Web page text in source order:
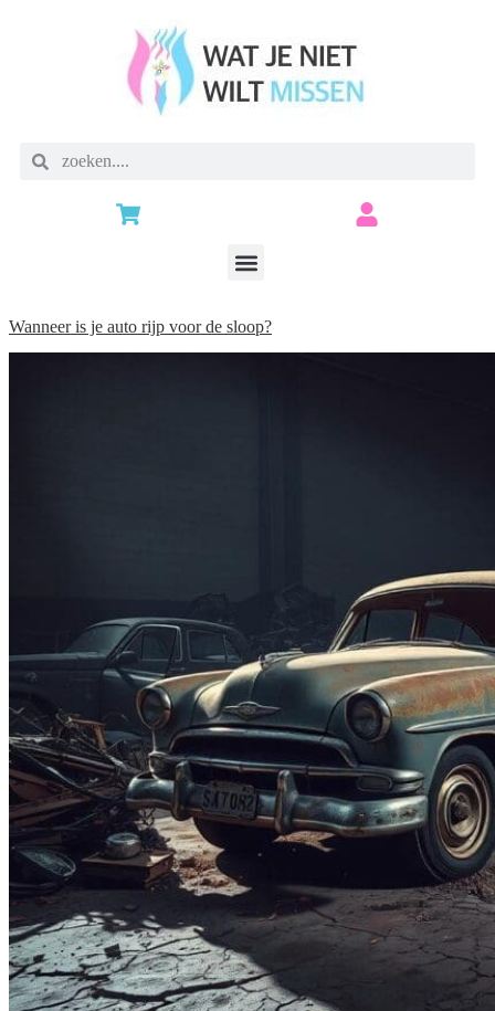
Wanneer is je auto rijp voor de sloop?